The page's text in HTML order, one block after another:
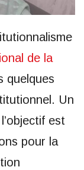
de la
quelques
Un
est
pour la